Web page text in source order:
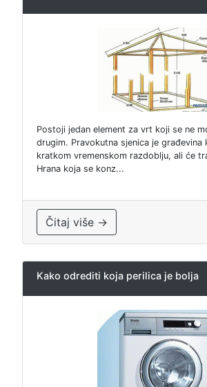
Postoji jedan element za vrt koji se ne
drugim. Pravokutna sjenica je građevina
kratkom vremenskom razdoblju, ali će
Hrana koja se konz...
Čitaj više →
Kako odrediti koja perilica je bolja